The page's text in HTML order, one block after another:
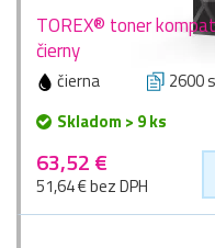
TOREX® toner
čierny
čierna 2600
Skladom > 9 ks
63,52 €
51,64 € bez DPH